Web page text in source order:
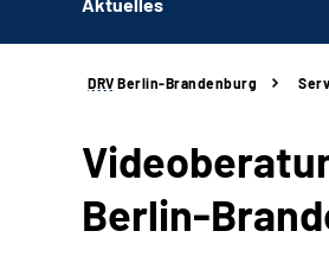
DRV Berlin-Brandenburg
Berlin-